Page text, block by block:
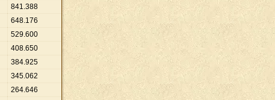
841.388
648.176
529.600
408.650
384.925
345.062
264.646